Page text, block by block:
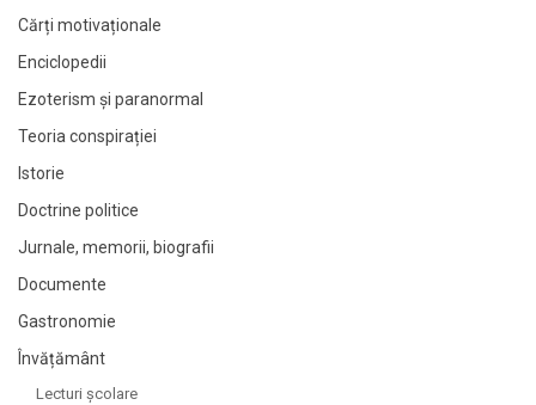
Cărți motivaționale
Enciclopedii
Ezoterism și paranormal
Teoria conspirației
Istorie
Doctrine politice
Jurnale, memorii, biografii
Documente
Gastronomie
Învățământ
Lecturi şcolare